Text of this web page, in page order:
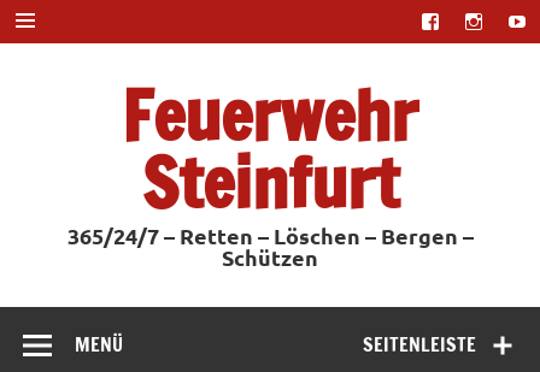
Zum
Inhalt
springen
Feuerwehr
Steinfurt
365/24/7 – Retten – Löschen – Bergen –
Schützen
SEITENLEISTE
MENÜ